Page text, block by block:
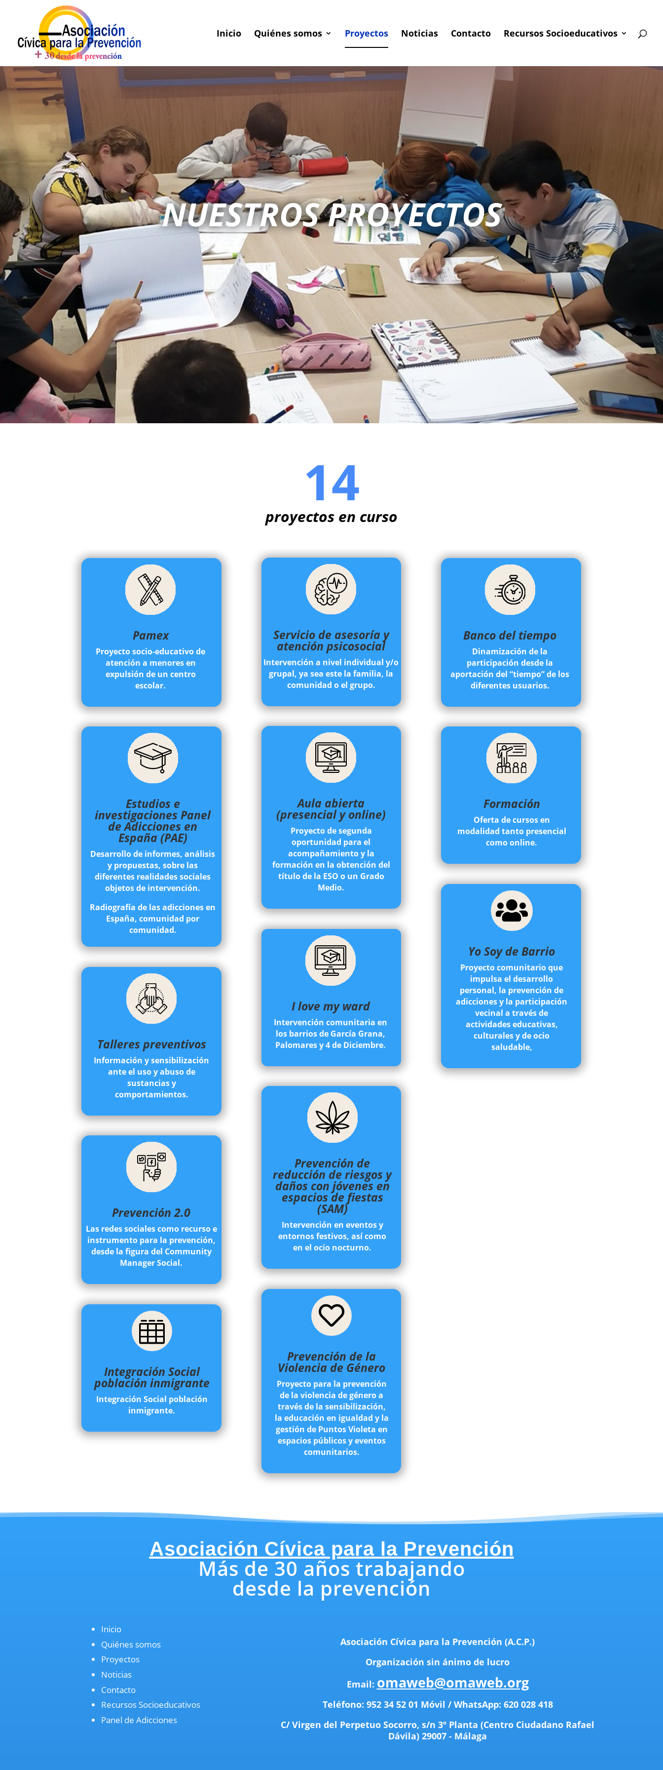
Inicio Quiénes somos Proyectos Noticias Contacto Recursos Socioeducativos
NUESTROS PROYECTOS
14
proyectos en curso
Pamex
Proyecto socio-educativo de
atención a menores en
expulsión de un centro
escolar.
Estudios e
investigacionesPanel
de Adicciones en
España (PAE)
Desarrollo de informes, análisis
y propuestas, sobre las
diferentes realidades sociales
objetos de intervención.
Radiografía de las adicciones en
España, comunidad por
comunidad.
Talleres preventivos
Información y sensibilización
ante el uso y abuso de
sustancias y
comportamientos.
Prevención 2.0
Las redes sociales como recurso e
instrumento para la prevención,
desde la figura del Community
Manager Social.

Integración Social
población inmigrante
Integración Social población
inmigrante.
Servicio de asesoría y
atención psicosocial
Intervención a nivel individual y/o
grupal, ya sea este la familia, la
comunidad o el grupo.
Aula abierta
(presencial y online)
Proyecto de segunda
oportunidad para el
acompañamiento y la
formación en la obtención del
título de la ESO o un Grado
Medio.
I love my ward
Intervención comunitaria en
los barrios de García Grana,
Palomares y 4 de Diciembre.
Prevención de
reducción de riesgos y
daños con jóvenes en
espacios de fiestas
(SAM)
Intervención en eventos y
entornos festivos, así como
en el ocio nocturno.

Prevención de la
Violencia de Género
Proyecto para la prevención
de la violencia de género a
través de la sensibilización,
la educación en igualdad y la
gestión de Puntos Violeta en
espacios públicos y eventos
comunitarios.
Banco del tiempo
Dinamización de la
participación desde la
aportación del “tiempo” de los
diferentes usuarios.
Formación
Oferta de cursos en
modalidad tanto presencial
como online.

Yo Soy de Barrio
Proyecto comunitario que
impulsa el desarrollo
personal, la prevención de
adicciones y la participación
vecinal a través de
actividades educativas,
culturales y de ocio
saludable,
Asociación Cívica para la Prevención
Más de 30 años trabajando
desde la prevención
Inicio
Quiénes somos
Proyectos
Noticias
Contacto
Recursos Socioeducativos
Panel de Adicciones
Asociación Cívica para la Prevención (A.C.P.)
Organización sin ánimo de lucro
Email: omaweb@omaweb.org
Teléfono: 952 34 52 01 Móvil / WhatsApp: 620 028 418
C/ Virgen del Perpetuo Socorro, s/n 3º Planta (Centro Ciudadano Rafael
Dávila) 29007 - Málaga